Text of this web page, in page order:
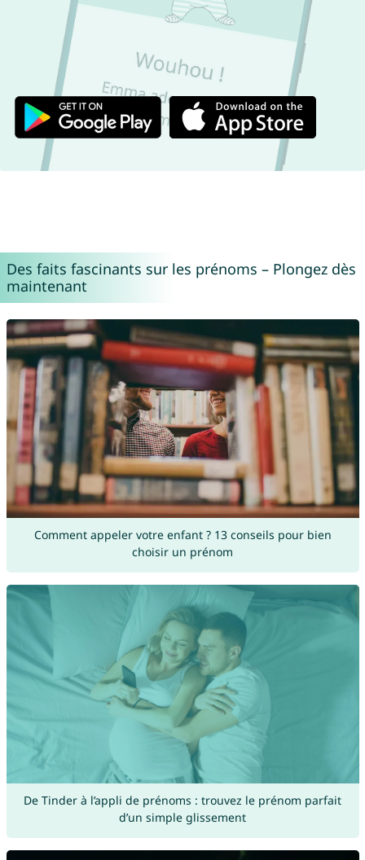
Des faits fascinants sur les prénoms – Plongez dès
maintenant
Comment appeler votre enfant ? 13 conseils pour bien
choisir un prénom
De Tinder à l’appli de prénoms : trouvez le prénom parfait
d’un simple glissement